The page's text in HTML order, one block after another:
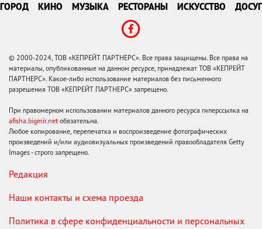
ГОРОД КИНО МУЗЫКА РЕСТОРАНЫ ИСКУССТВО ДОСУГ
© 2000-2024, ТОВ «КЕПРЕЙТ ПАРТНЕРС». Все права защищены. Все права на
материалы, опубликованные на данном ресурсе, принадлежат ТОВ «КЕПРЕЙТ
ПАРТНЕРС». Какое-либо использование материалов без письменного
разрешения ТОВ «КЕПРЕЙТ ПАРТНЕРС» запрещено.
При правомерном использовании материалов данного ресурса гиперссылка на
afisha.bigmir.net обязательна.
Любое копирование, перепечатка и воспроизведение фотографических
произведений и/или аудиовизуальных произведений правообладателя Getty
Images - строго запрещено.
Редакция
Наши контакты и схема проезда
Политика в сфере конфиденциальности и персональных